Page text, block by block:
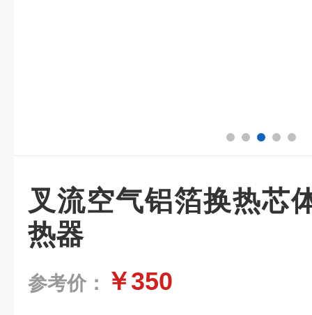
叉流空气铝箔换热芯
热器
参考价： ￥350